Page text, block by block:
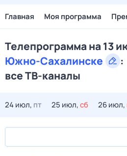
Главная Моя программа
Телепрограмма на 13
Южно-Сахалинске
:
все ТВ-каналы
24 июл, пт 25 июл,сб 26 июл,